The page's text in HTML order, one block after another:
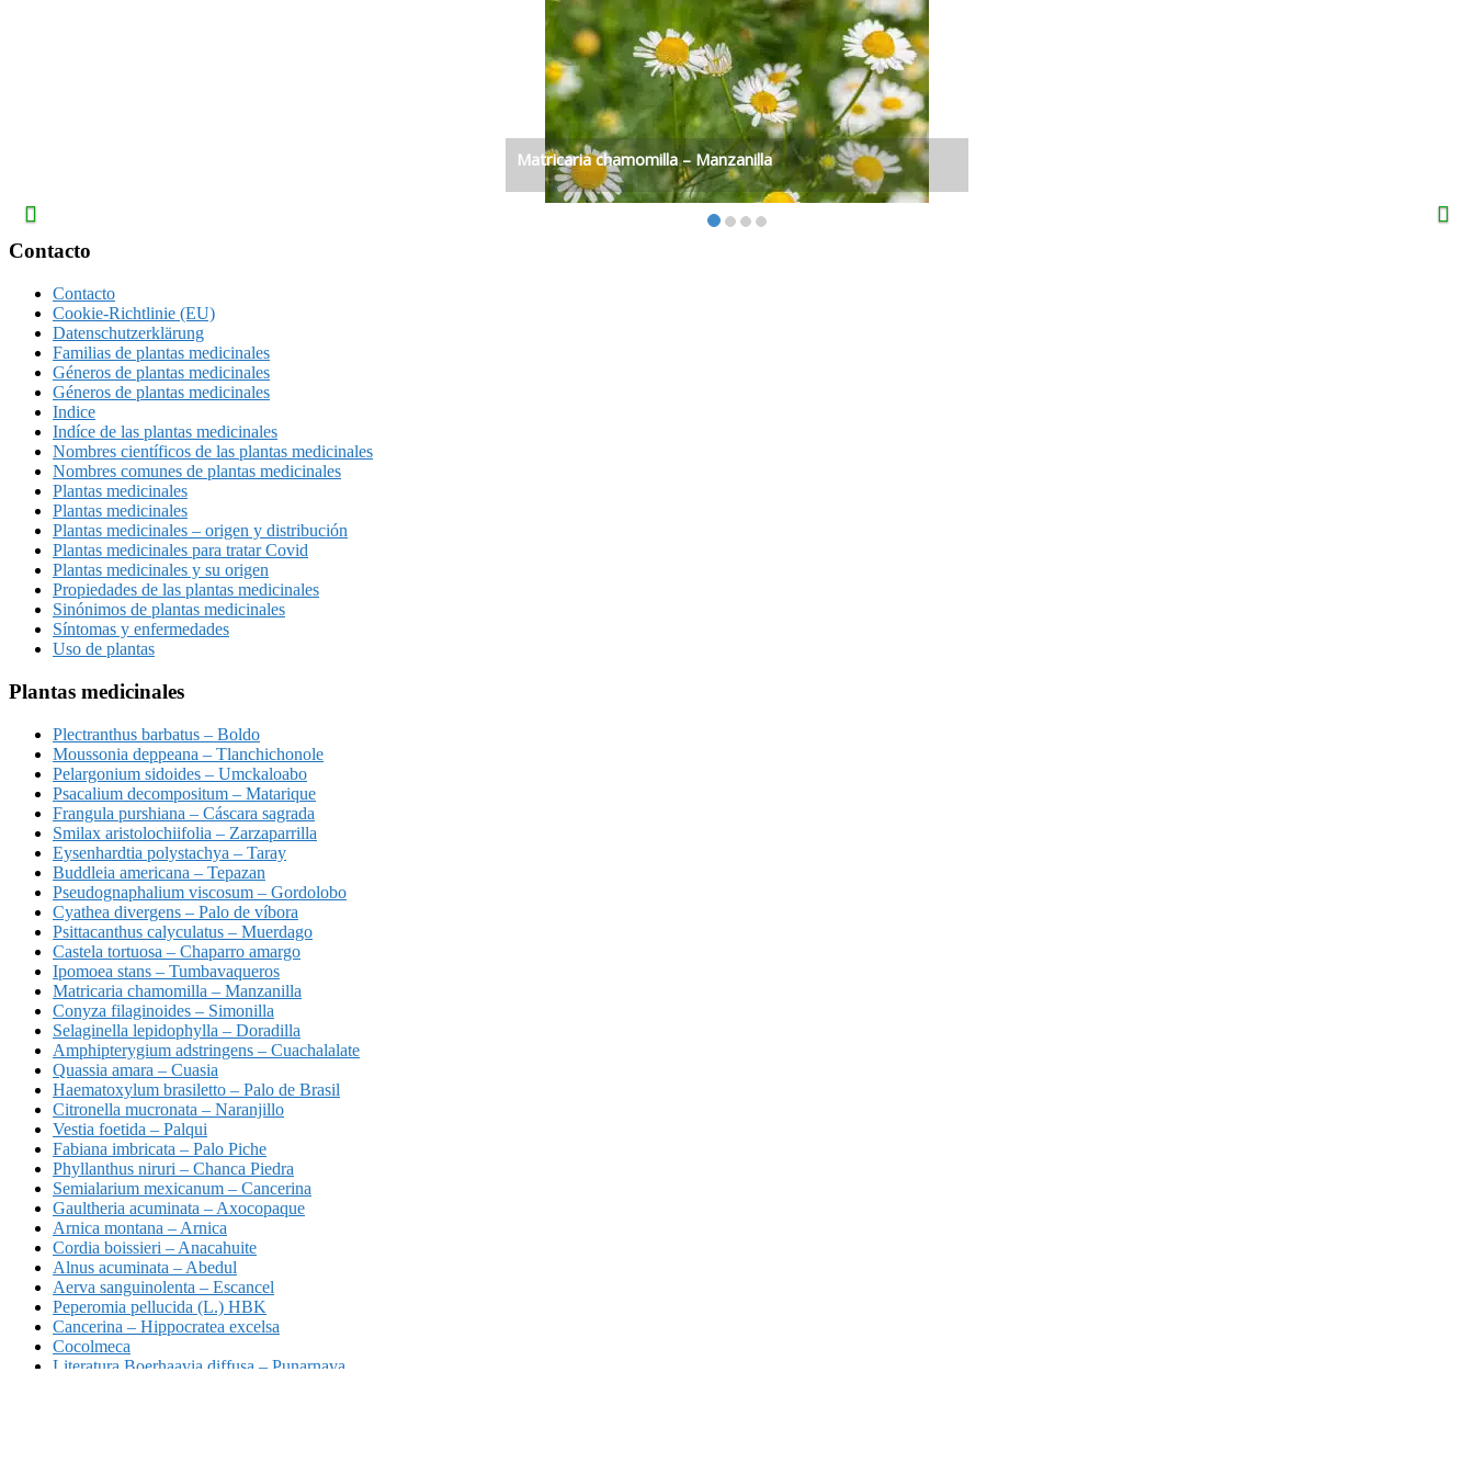
Matricaria chamomilla – Manzanilla
Footer
Contacto
Contacto
Cookie-Richtlinie (EU)
Datenschutzerklärung
Familias de plantas medicinales
Géneros de plantas medicinales
Géneros de plantas medicinales
Indice
Indíce de las plantas medicinales
Nombres científicos de las plantas medicinales
Nombres comunes de plantas medicinales
Plantas medicinales
Plantas medicinales
Plantas medicinales – origen y distribución
Plantas medicinales para tratar Covid
Plantas medicinales y su origen
Propiedades de las plantas medicinales
Sinónimos de plantas medicinales
Síntomas y enfermedades
Uso de plantas
Plantas medicinales
Plectranthus barbatus – Boldo
Moussonia deppeana – Tlanchichonole
Pelargonium sidoides – Umckaloabo
Psacalium decompositum – Matarique
Frangula purshiana – Cáscara sagrada
Smilax aristolochiifolia – Zarzaparrilla
Eysenhardtia polystachya – Taray
Buddleia americana – Tepazan
Pseudognaphalium viscosum – Gordolobo
Cyathea divergens – Palo de víbora
Psittacanthus calyculatus – Muerdago
Castela tortuosa – Chaparro amargo
Ipomoea stans – Tumbavaqueros
Matricaria chamomilla – Manzanilla
Conyza filaginoides – Simonilla
Selaginella lepidophylla – Doradilla
Amphipterygium adstringens – Cuachalalate
Quassia amara – Cuasia
Haematoxylum brasiletto – Palo de Brasil
Citronella mucronata – Naranjillo
Vestia foetida – Palqui
Fabiana imbricata – Palo Piche
Phyllanthus niruri – Chanca Piedra
Semialarium mexicanum – Cancerina
Gaultheria acuminata – Axocopaque
Arnica montana – Arnica
Cordia boissieri – Anacahuite
Alnus acuminata – Abedul
Aerva sanguinolenta – Escancel
Peperomia pellucida (L.) HBK
Cancerina – Hippocratea excelsa
Cocolmeca
Literatura Boerhaavia diffusa – Punarnava